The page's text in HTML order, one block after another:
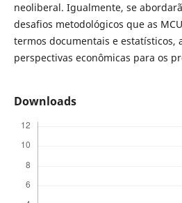
neoliberal. Igualmente, se
desafios metodológicos que as
termos documentais e estatísticos,
perspectivas econômicas para os
Downloads